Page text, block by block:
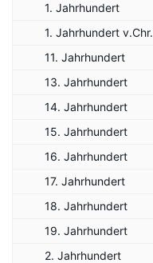
1. Jahrhundert
1. Jahrhundert v.Chr.
11. Jahrhundert
13. Jahrhundert
14. Jahrhundert
15. Jahrhundert
16. Jahrhundert
17. Jahrhundert
18. Jahrhundert
19. Jahrhundert
2. Jahrhundert